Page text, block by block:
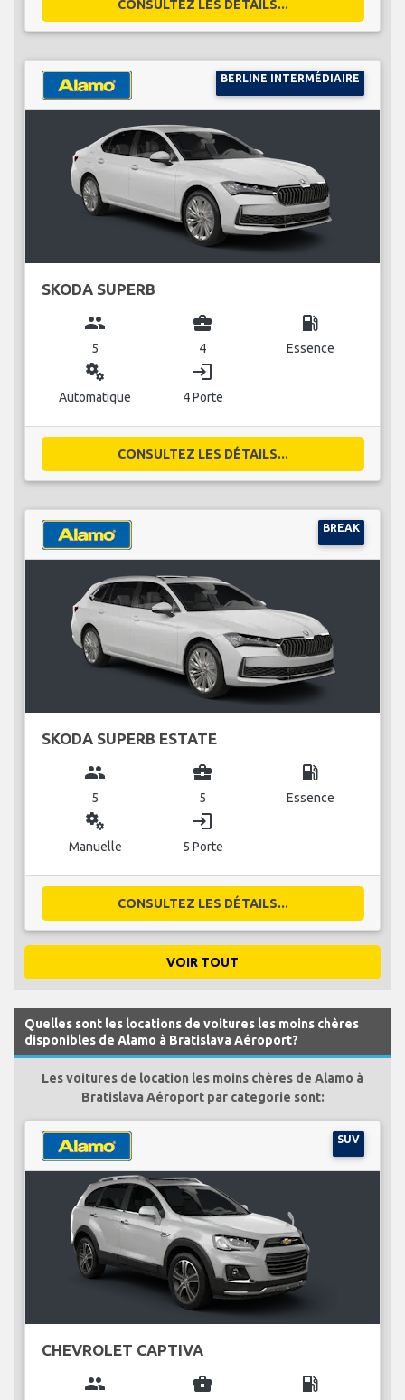
CONSULTEZ LES DÉTAILS...
BERLINE INTERMÉDIAIRE
SKODA SUPERB
group
5
business_center
4
local_gas_station
Essence
miscellaneous_services
Automatique
login
4 Porte
CONSULTEZ LES DÉTAILS...
BREAK
SKODA SUPERB ESTATE
group
5
business_center
5
local_gas_station
Essence
miscellaneous_services
Manuelle
login
5 Porte
CONSULTEZ LES DÉTAILS...
VOIR TOUT
Quelles sont les locations de voitures les moins chères
disponibles de Alamo à Bratislava Aéroport?
Les voitures de location les moins chères de Alamo à
Bratislava Aéroport par categorie sont:
SUV
CHEVROLET CAPTIVA
group business_center local_gas_station